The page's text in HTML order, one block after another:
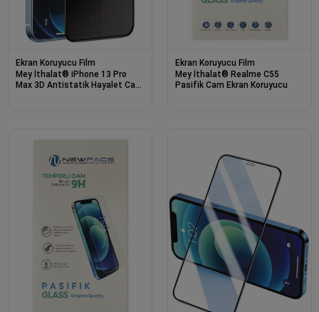
Ekran Koruyucu Film
Mey İthalat® iPhone 13 Pro
Max 3D Antistatik Hayalet Cam
Ekran Koruyucu Film
Mey İthalat® Realme C55
Pasifik Cam Ekran Koruyucu